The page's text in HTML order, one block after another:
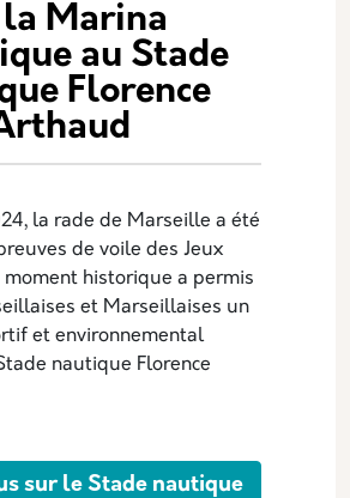
la Marina
au Stade
Florence
la rade de Marseille a été
de voile des Jeux
historique a permis
et Marseillaises un
et environnemental
nautique Florence
sur le Stade nautique